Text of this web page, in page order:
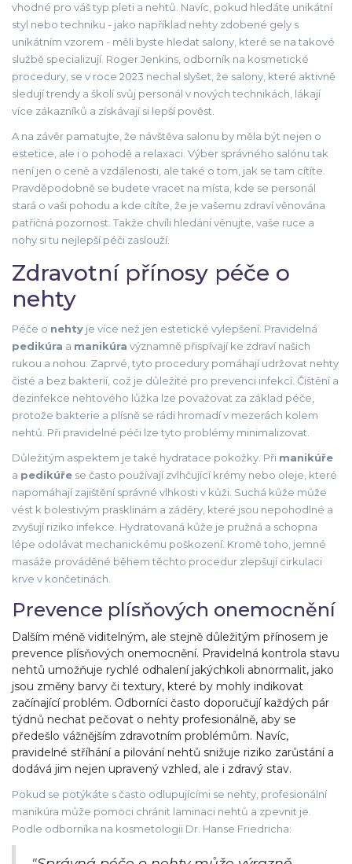
vhodné pro váš typ pleti a nehtů. Navíc, pokud hledáte unikátní
styl nebo techniku - jako například nehty zdobené gely s
unikátním vzorem - měli byste hledat salony, které se na takové
službě specializují. Roger Jenkins, odborník na kosmetické
procedury, se v roce 2023 nechal slyšet, že salony, které aktivně
sledují trendy a školí svůj personál v nových technikách, lákají
více zákazníků a získávají si lepší pověst.
A na závěr pamatujte, že návštěva salonu by měla být nejen o
estetice, ale i o pohodě a relaxaci. Výber správného salónu tak
není jen o ceně a vzdálenosti, ale také o tom, jak se tam cítíte.
Pravděpodobně se budete vracet na místa, kde se personál
stará o vaši pohodu a kde cítíte, že je vašemu zdraví věnována
patřičná pozornost. Takže chvíli hledání věnujte, vaše ruce a
nohy si tu nejlepší péči zaslouží.
Zdravotní přínosy péče o
nehty
Péče o nehty je více než jen estetické vylepšení. Pravidelná
pedikúra a manikúra významně přispívají ke zdraví našich
rukou a nohou. Zaprvé, tyto procedury pomáhají udržovat nehty
čisté a bez bakterií, což je důležité pro prevenci infekcí. Čištění a
dezinfekce nehtového lůžka lze považovat za základ péče,
protože bakterie a plísně se rádi hromadí v mezerách kolem
nehtů. Při pravidelné péči lze tyto problémy minimalizovat.
Důležitým aspektem je také hydratace pokožky. Při manikúře
a pedikúře se často používají zvlhčující krémy nebo oleje, které
napomáhají zajištění správné vlhkosti v kůži. Suchá kůže může
vést k bolestivým prasklinám a záděry, které jsou nepohodlné a
zvyšují riziko infekce. Hydratovaná kůže je pružná a schopna
lépe odolávat mechanickému poškození. Kromě toho, jemné
masáže prováděné během těchto procedur zlepšují cirkulaci
krve v končetinách.
Prevence plísňových onemocnění
Dalším méně viditelným, ale stejně důležitým přínosem je
prevence plísňových onemocnění. Pravidelná kontrola stavu
nehtů umožňuje rychlé odhalení jakýchkoli abnormalit, jako
jsou změny barvy či textury, které by mohly indikovat
začínající problém. Odborníci často doporučují každých pár
týdnů nechat pečovat o nehty profesionálně, aby se
předešlo vážnějším zdravotním problémům. Navíc,
pravidelné stříhání a pilování nehtů snižuje riziko zarůstání a
dodává jim nejen upravený vzhled, ale i zdravý stav.
Pokud se potýkáte s často odlupujícími se nehty, profesionální
manikúra může pomoci chránit laminaci nehtů a zpevnit je.
Podle odborníka na kosmetologii Dr. Hanse Friedricha: